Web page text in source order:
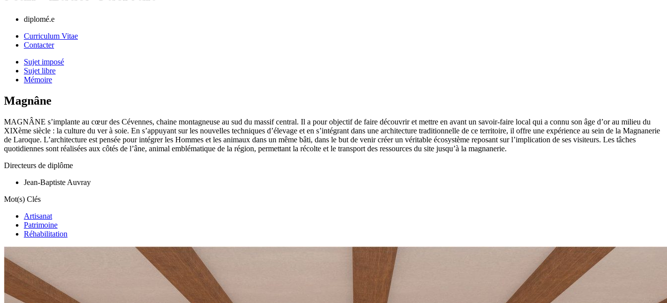
diplomé.e
Curriculum Vitae
Contacter
Sujet imposé
Sujet libre
Mémoire
Magnâne
MAGNÂNE s’implante au cœur des Cévennes, chaine montagneuse au sud du massif central. Il a pour objectif de faire découvrir et mettre en avant un savoir-faire local qui a connu son âge d’or au milieu du
XIXème siècle : la culture du ver à soie. En s’appuyant sur les nouvelles techniques d’élevage et en s’intégrant dans une architecture traditionnelle de ce territoire, il offre une expérience au sein de la Magnanerie
de Laroque. L’architecture est pensée pour intégrer les Hommes et les animaux dans un même bâti, dans le but de venir créer un véritable écosystème reposant sur l’implication de ses visiteurs. Les tâches
quotidiennes sont réalisées aux côtés de l’âne, animal emblématique de la région, permettant la récolte et le transport des ressources du site jusqu’à la magnanerie.
Directeurs de diplôme
Jean-Baptiste Auvray
Mot(s) Clés
Artisanat
Patrimoine
Réhabilitation